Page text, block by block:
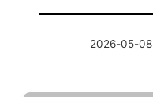
2026-05-08